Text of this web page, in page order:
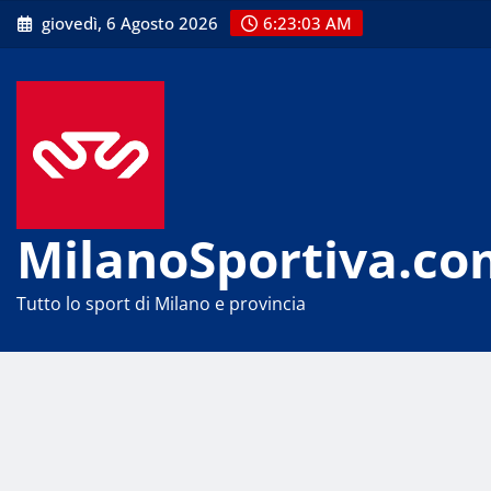
Skip
to
giovedì, 6 Agosto 2026 6:23:03 AM
Tutto lo sport di Milano e provincia